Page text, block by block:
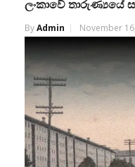
ලංකාවේ තාරුණ්‍යයේ
ByAdmin November